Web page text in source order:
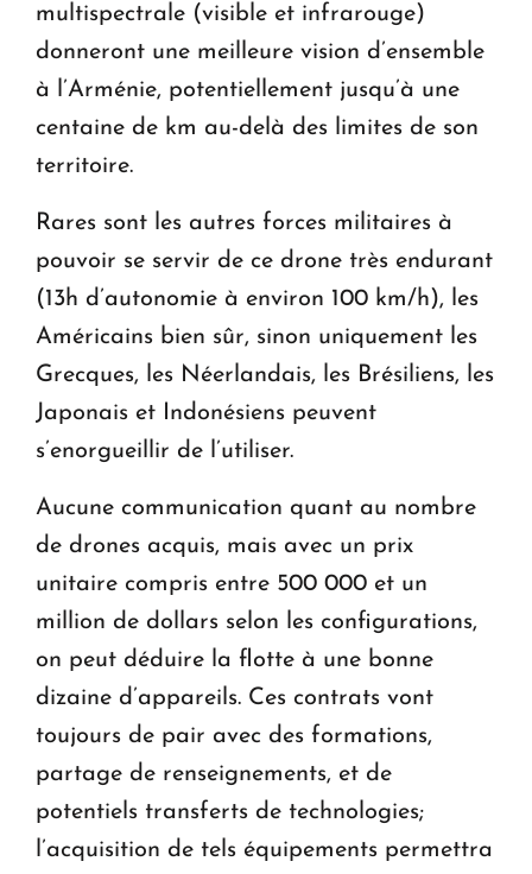
multispectrale (visible et infrarouge)
donneront une meilleure vision d’ensemble
à l’Arménie, potentiellement jusqu’à une
centaine de km au-delà des limites de son
territoire.
Rares sont les autres forces militaires à
pouvoir se servir de ce drone très endurant
(13h d’autonomie à environ 100 km/h), les
Américains bien sûr, sinon uniquement les
Grecques, les Néerlandais, les Brésiliens, les
Japonais et Indonésiens peuvent
s’enorgueillir de l’utiliser.
Aucune communication quant au nombre
de drones acquis, mais avec un prix
unitaire compris entre 500 000 et un
million de dollars selon les configurations,
on peut déduire la flotte à une bonne
dizaine d’appareils. Ces contrats vont
toujours de pair avec des formations,
partage de renseignements, et de
potentiels transferts de technologies;
l’acquisition de tels équipements permettra